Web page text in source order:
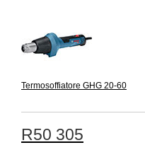
Termosoffiatore GHG 20-60
R50 305